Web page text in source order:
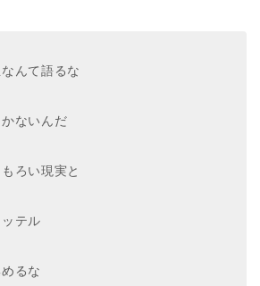
んて語るな
ないんだ
ろい現実と
テル
るな